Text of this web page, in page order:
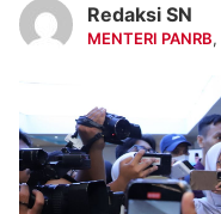
Redaksi SN
MENTERI PANRB,